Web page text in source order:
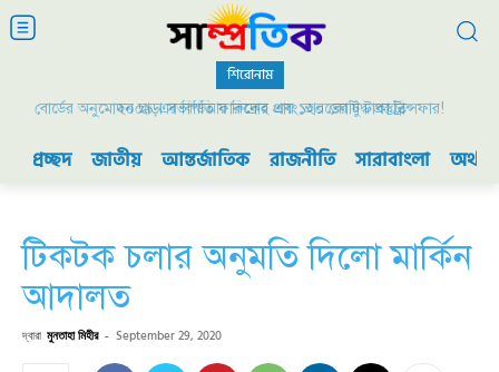
শিরোনাম
বোর্ডের অনুমোদন ছাড়া সভাপতি ফারুকের প্রায় ১২০ কোটি টাকা ট্রান্সফার!
২০০৯ এর বিডিআর বিদ্রোহ এবং ভারতের যুদ্ধ প্রস্তুতি
প্রচ্ছদ জাতীয় আন্তর্জাতিক রাজনীতি সারাবাংলা
টিকটক চলার অনুমতি দিলো মার্কিন
আদালত
দ্বারা মুনতাহা মিহীর - September 29, 2020